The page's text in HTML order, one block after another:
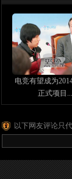
电竞有望成为
正式项目...
以下网友评论只